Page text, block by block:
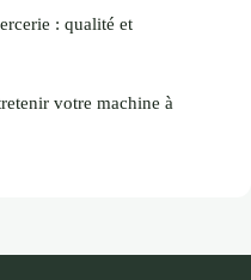
: qualité et
votre machine à